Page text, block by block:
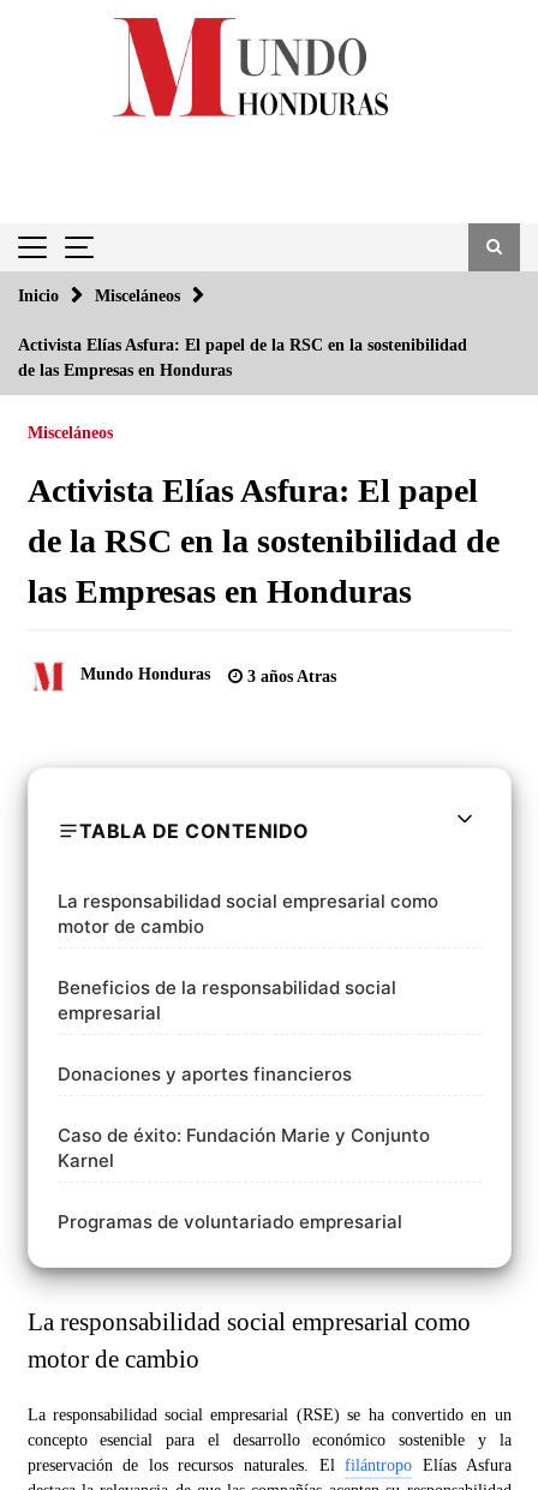
Inicio Misceláneos
Activista Elías Asfura: El papel de la RSC en la sostenibilidad
de las Empresas en Honduras
Misceláneos
Activista Elías Asfura: El papel
de la RSC en la sostenibilidad de
las Empresas en Honduras
Mundo Honduras 3 años Atras
TABLA DE CONTENIDO
La responsabilidad social empresarial como
motor de cambio
Beneficios de la responsabilidad social
empresarial
Donaciones y aportes financieros
Caso de éxito: Fundación Marie y Conjunto
Karnel
Programas de voluntariado empresarial
La responsabilidad social empresarial como
motor de cambio
La responsabilidad social empresarial (RSE) se ha convertido en un
concepto esencial para el desarrollo económico sostenible y la
preservación de los recursos naturales. Elfilántropo Elías Asfura